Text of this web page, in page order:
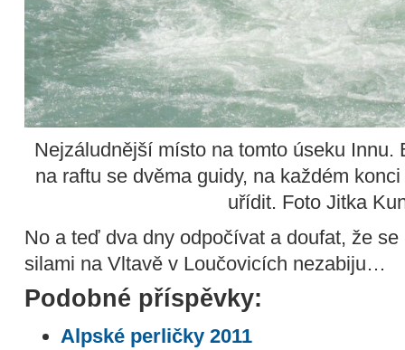
Nejzáludnější místo na tomto úseku Innu.
na raftu se dvěma guidy, na každém
uřídit. Foto Jitka
No a teď dva dny odpočívat a doufat, že
silami na Vltavě v Loučovicích nezabiju…
Podobné příspěvky:
Alpské perličky 2011